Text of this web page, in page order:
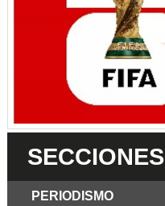
SECCIONES
PERIODISMO